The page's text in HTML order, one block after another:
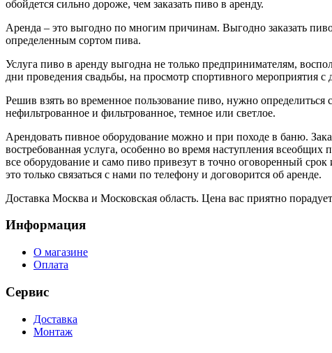
обойдется сильно дороже, чем заказать пиво в аренду.
Аренда – это выгодно по многим причинам. Выгодно заказать
определенным сортом пива.
Услуга пиво в аренду выгодна не только предпринимателям,
дни проведения свадьбы, на просмотр спортивного мероприятия
Решив взять во временное пользование пиво, нужно
нефильтрованное и фильтрованное, темное или светлое.
Арендовать пивное оборудование можно и при походе в баню.
востребованная услуга, особенно во время наступления
все оборудование и само пиво привезут в точно оговоренный
это только связаться с нами по телефону и договорится об аренде.
Доставка Москва и Московская область. Цена вас приятно
Информация
О магазине
Оплата
Сервис
Доставка
Монтаж